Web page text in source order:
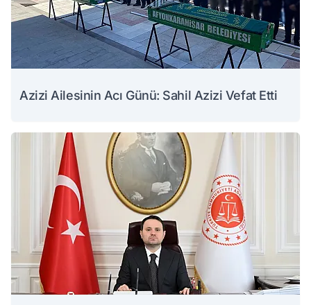
Azizi Ailesinin Acı Günü: Sahil Azizi Vefat Etti